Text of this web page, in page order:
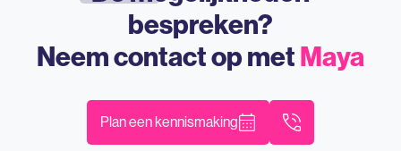
bespreken?
Neem contact op metMaya
Plan een kennismaking